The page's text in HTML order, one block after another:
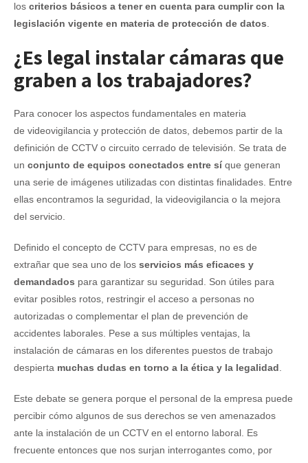
los criterios básicos a tener en cuenta para cumplir con la
legislación vigente en materia de protección de datos
¿Es legal instalar cámaras que
graben a los trabajadores?
Para conocer los aspectos fundamentales en materia
de videovigilancia y protección de datos, debemos partir de la
definición de CCTV o circuito cerrado de televisión. Se trata de
un conjunto de equipos conectados entre síque generan
una serie de imágenes utilizadas con distintas finalidades. Entre
ellas encontramos la seguridad, la videovigilancia o la mejora
del servicio.
Definido el concepto de CCTV para empresas, no es de
extrañar que sea uno de los servicios más eficaces y
demandados para garantizar su seguridad. Son útiles para
evitar posibles rotos, restringir el acceso a personas no
autorizadas o complementar el plan de prevención de
accidentes laborales. Pese a sus múltiples ventajas, la
instalación de cámaras en los diferentes puestos de trabajo
despierta muchas dudas en torno a la ética y la legalidad
Este debate se genera porque el personal de la empresa puede
percibir cómo algunos de sus derechos se ven amenazados
ante la instalación de un CCTV en el entorno laboral. Es
frecuente entonces que nos surjan interrogantes como, por